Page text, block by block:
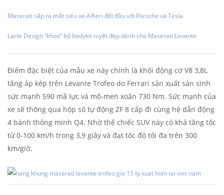
Maserati sắp ra mắt siêu xe Alfieri đối đầu với Porsche và Tesla
Larte Design “khoe” bộ bodykit tuyệt đẹp dành cho Maserati Levante
Điểm đặc biệt của mẫu xe này chính là khối động cơ V8 3,8L
tăng áp kép trên Levante Trofeo do Ferrari sản xuất sản sinh
sức mạnh 590 mã lực và mô-men xoắn 730 Nm. Sức mạnh của
xe sẽ thông qua hộp số tự động ZF 8 cấp đi cùng hệ dẫn động
4 bánh thông minh Q4. Nhờ thế chiếc SUV này có khả tăng tốc
từ 0-100 km/h trong 3,9 giây và đạt tốc độ tối đa trên 300
km/giờ.